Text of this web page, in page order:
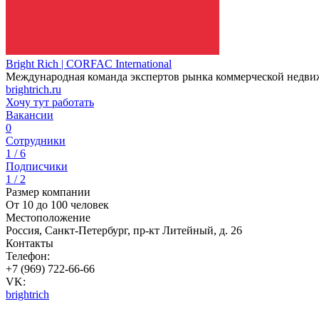
Bright Rich | CORFAC International
Международная команда экспертов рынка коммерческой
brightrich.ru
Хочу тут работать
Вакансии
0
Сотрудники
1 / 6
Подписчики
1 / 2
Размер компании
От 10 до 100 человек
Местоположение
Россия, Санкт-Петербург, пр-кт Литейный, д. 26
Контакты
Телефон:
+7 (969) 722-66-66
VK:
brightrich